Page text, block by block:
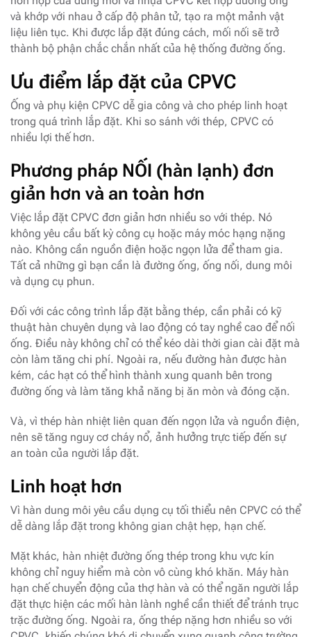
và khớp với nhau ở cấp độ phân tử, tạo ra một mảnh vật
liệu liên tục. Khi được lắp đặt đúng cách, mối nối sẽ trở
thành bộ phận chắc chắn nhất của hệ thống đường ống.
Ưu điểm lắp đặt của CPVC
Ống và phụ kiện CPVC dễ gia công và cho phép linh hoạt
trong quá trình lắp đặt. Khi so sánh với thép, CPVC có
nhiều lợi thế hơn.
Phương pháp NỐI (hàn lạnh) đơn
giản hơn và an toàn hơn
Việc lắp đặt CPVC đơn giản hơn nhiều so với thép. Nó
không yêu cầu bất kỳ công cụ hoặc máy móc hạng nặng
nào. Không cần nguồn điện hoặc ngọn lửa để tham gia.
Tất cả những gì bạn cần là đường ống, ống nối, dung môi
và dụng cụ phun.
Đối với các công trình lắp đặt bằng thép, cần phải có kỹ
thuật hàn chuyên dụng và lao động có tay nghề cao để nối
ống. Điều này không chỉ có thể kéo dài thời gian cài đặt mà
còn làm tăng chi phí. Ngoài ra, nếu đường hàn được hàn
kém, các hạt có thể hình thành xung quanh bên trong
đường ống và làm tăng khả năng bị ăn mòn và đóng cặn.
Và, vì thép hàn nhiệt liên quan đến ngọn lửa và nguồn điện,
nên sẽ tăng nguy cơ cháy nổ, ảnh hưởng trực tiếp đến sự
an toàn của người lắp đặt.
Linh hoạt hơn
Vì hàn dung môi yêu cầu dụng cụ tối thiểu nên CPVC có thể
dễ dàng lắp đặt trong không gian chật hẹp, hạn chế.
Mặt khác, hàn nhiệt đường ống thép trong khu vực kín
không chỉ nguy hiểm mà còn vô cùng khó khăn. Máy hàn
hạn chế chuyển động của thợ hàn và có thể ngăn người lắp
đặt thực hiện các mối hàn lành nghề cần thiết để tránh trục
trặc đường ống. Ngoài ra, ống thép nặng hơn nhiều so với